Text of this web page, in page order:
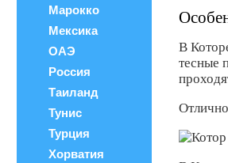
Марокко
Мексика
ОАЭ
Россия
Таиланд
Тунис
Турция
Хорватия
В
тесные